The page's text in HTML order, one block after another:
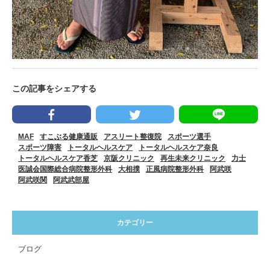
この記事をシェアする
MAF すこぶる健康通販 アスリート整復院
スポーツ選手
スポーツ障害
トータルヘルスケア
トータルヘルスケア奈良
トータルヘルスケア香芝
京阪クリニック 再生未来クリニック
力士
医誠会国際総合病院整形外科
大相撲 正風病院整形外科
阿武咲
阿武咲関
阿武武部屋
カテゴリー
ブログ